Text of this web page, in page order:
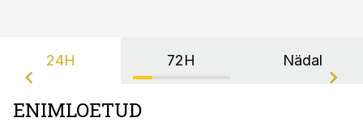
24H 72H Nädal
ENIMLOETUD